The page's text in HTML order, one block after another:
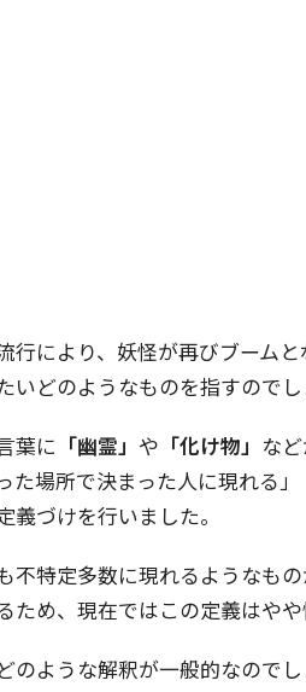
行により、妖怪が再びブーム
いどのようなものを指すのでし
葉に 「幽霊」 や 「化け物」 な
た場所で決まった人に現れる
義づけを行いました。
不特定多数に現れるようなも
ため、現在ではこの定義はやや
のような解釈が一般的なので